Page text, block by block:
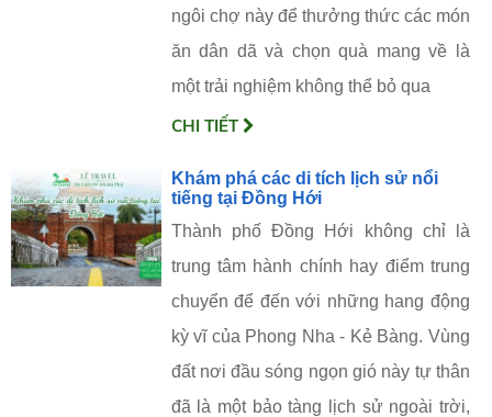
ngôi chợ này để thưởng thức các món
ăn dân dã và chọn quà mang về là
một trải nghiệm không thể bỏ qua
CHI TIẾT
Khám phá các di tích lịch sử nổi
tiếng tại Đồng Hới
Thành phố Đồng Hới không chỉ là
trung tâm hành chính hay điểm trung
chuyển để đến với những hang động
kỳ vĩ của Phong Nha - Kẻ Bàng. Vùng
đất nơi đầu sóng ngọn gió này tự thân
đã là một bảo tàng lịch sử ngoài trời,